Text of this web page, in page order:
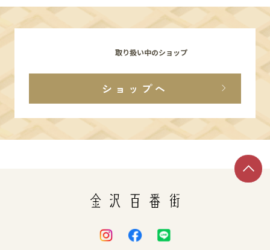
イベント
館内サービス
施設からのお知らせ
スタッフ募集
取り扱い中のショップ
ショップへ